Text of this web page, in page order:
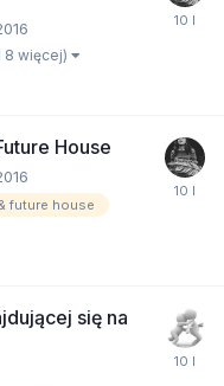
8 więcej)
House
future house
się na